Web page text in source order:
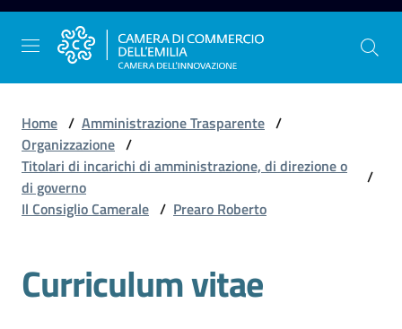
Vai al contenuto
Vai alla navigazione
Vai al footer
La
Camera
dell'Emilia
Gestire
Home / Amministrazione Trasparente /
Organizzazione /
Titolari di incarichi di amministrazione, di direzione o
di governo
/
Il Consiglio Camerale / Prearo Roberto
Curriculum vitae